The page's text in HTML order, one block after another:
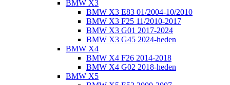
BMW X3
BMW X3 E83 01/2004-10/2010
BMW X3 F25 11/2010-2017
BMW X3 G01 2017-2024
BMW X3 G45 2024-heden
BMW X4
BMW X4 F26 2014-2018
BMW X4 G02 2018-heden
BMW X5